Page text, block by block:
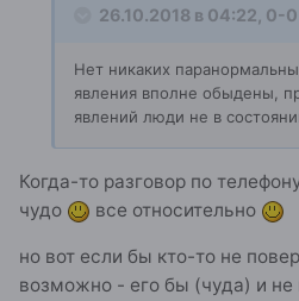
26.10.2018 в 04:22, 0-0
Нет никаких
явления вполне обыдены,
явлений люди не в
Когда-то разговор по
чудо
все относительно
но вот если бы кто-то не
возможно - его бы (чуда) и